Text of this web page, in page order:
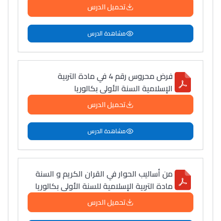
تحميل الدرس
مشاهدة الدرس
فرض محروس رقم 4 في مادة التربية
الإسلامية السنة الأولى بكالوريا
تحميل الدرس
مشاهدة الدرس
من أساليب الحوار في القران الكريم و السنة
مادة التربية الإسلامية للسنة الأولى بكالوريا
تحميل الدرس